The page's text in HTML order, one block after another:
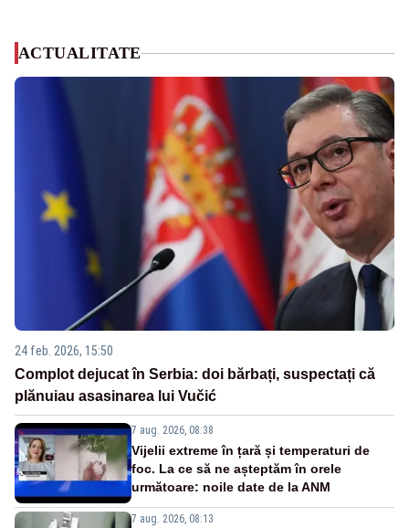
ACTUALITATE
24 feb. 2026, 15:50
Complot dejucat în Serbia: doi bărbați, suspectați că
plănuiau asasinarea lui Vučić
7 aug. 2026, 08:38
Vijelii extreme în țară și temperaturi de
foc. La ce să ne așteptăm în orele
următoare: noile date de la ANM
7 aug. 2026, 08:13